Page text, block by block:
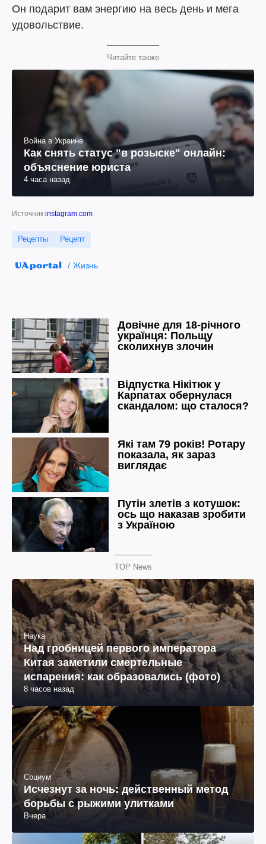
Он подарит вам энергию на весь день и мега
удовольствие.
Читайте также
Война в Украине
Как снять статус "в розыске" онлайн:
объяснение юриста
4 часа назад
Источник:instagram.com
Рецепты Рецепт
Жизнь
TOP News
Наука
Над гробницей первого императора
Китая заметили смертельные
испарения: как образовались (фото)
8 часов назад
Социум
Исчезнут за ночь: действенный метод
борьбы с рыжими улитками
Вчера